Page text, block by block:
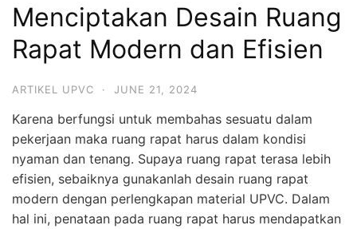
Menciptakan Desain Ruang
Rapat Modern dan Efisien
ARTIKEL UPVC · JUNE 21, 2024
Karena berfungsi untuk membahas sesuatu dalam
pekerjaan maka ruang rapat harus dalam kondisi
nyaman dan tenang. Supaya ruang rapat terasa lebih
efisien, sebaiknya gunakanlah desain ruang rapat
modern dengan perlengkapan material UPVC. Dalam
hal ini, penataan pada ruang rapat harus mendapatkan